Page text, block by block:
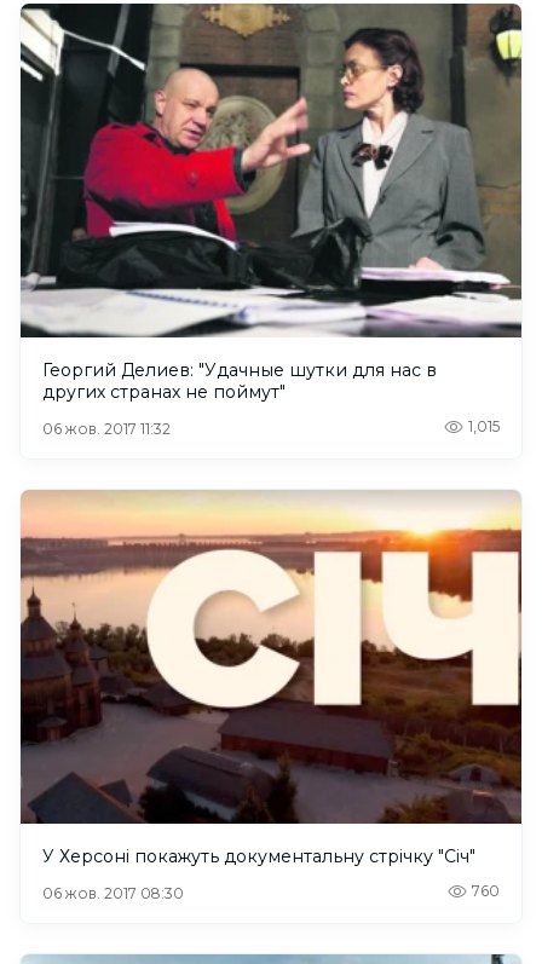
Георгий Делиев: "Удачные шутки для нас в
других странах не поймут"
06 жов. 2017 11:32 1,015
У Херсоні покажуть документальну стрічку "Січ"
06 жов. 2017 08:30 760